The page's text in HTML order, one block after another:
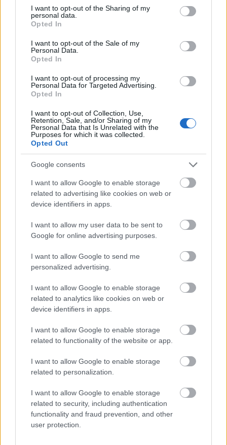
not limited to your visit or usage behaviour. You may click to
grant or deny consent to Google and its third-party tags to
use your data for below specified purposes in below Google
consent section.
I want to opt-out of the Sharing of my
personal data.
Opted In
I want to opt-out of the Sale of my
Personal Data.
Opted In
I want to opt-out of processing my
Personal Data for Targeted Advertising.
Opted In
I want to opt-out of Collection, Use,
Retention, Sale, and/or Sharing of my
Personal Data that Is Unrelated with the
Purposes for which it was collected.
Opted Out
Google consents
I want to allow Google to enable storage
related to advertising like cookies on web or
device identifiers in apps.
I want to allow my user data to be sent to
Google for online advertising purposes.
I want to allow Google to send me
personalized advertising.
I want to allow Google to enable storage
related to analytics like cookies on web or
device identifiers in apps.
I want to allow Google to enable storage
related to functionality of the website or app.
I want to allow Google to enable storage
related to personalization.
I want to allow Google to enable storage
related to security, including authentication
functionality and fraud prevention, and other
user protection.
Hát igen, megy az idő, nagyon megy ...Ez már az
ötödik születésnap ... 1826 nap, 3063 poszt, 29,5
rengeteg kommentelő és milliónyi komment.Öt év ...
fene sem gondolta 2007. szeptemberében, amikor
Négy
2011. szeptember 21.
2007.09.21: Megszületett a blog. Első szülinap.
Második szülinap. Harmadik szülinap. És most itt a
negyedik ... de megy az idő. Négy év, egy jó hosszú
miniszterelnök, 3 választás és egy népszavazás, 2800
poszt, 23 548…
Ki lesz az első?
2011. július 01.
Csak a zavarosban lehet igazán jól halászni, az új
van mindjárt maga a regisztráció: "A törvény
hatályba lépéskor már működő, de sem a Hivatal,
sem a KÖH nyilvántartásában korábban nem
hozzánk újra a Facebookon
Sziasztok! Néhány Facebook-szabály miatt új
Facebookos oldalt készítettünk a blognak. A régi
oldal pár nap múlva törölve lesz, és nem is